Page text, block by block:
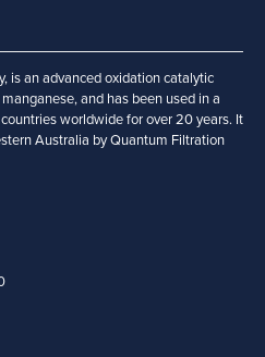
is an advanced oxidation catalytic
and has been used in a
worldwide for over 20 years. It
Australia by Quantum Filtration